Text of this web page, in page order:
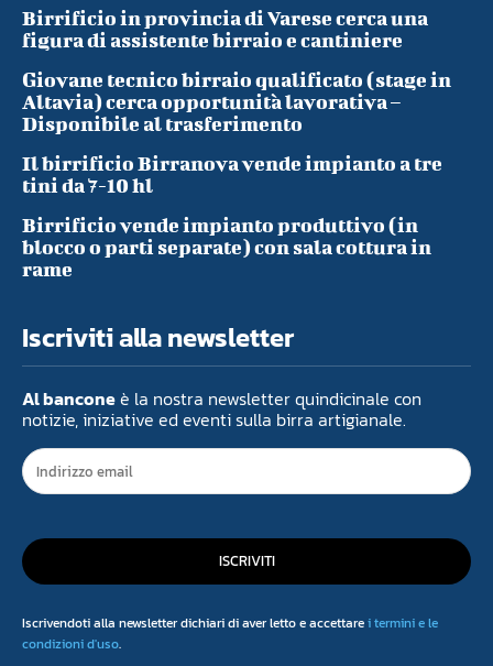
Birrificio in provincia di Varese cerca una
figura di assistente birraio e cantiniere
Giovane tecnico birraio qualificato (stage in
Altavia) cerca opportunità lavorativa –
Disponibile al trasferimento
Il birrificio Birranova vende impianto a tre
tini da 7-10 hl
Birrificio vende impianto produttivo (in
blocco o parti separate) con sala cottura in
rame
Iscriviti alla newsletter
Al banconeè la nostra newsletter quindicinale con
notizie, iniziative ed eventi sulla birra artigianale.
ISCRIVITI
Iscrivendoti alla newsletter dichiari di aver letto e accettarei termini e le
condizioni d'uso.